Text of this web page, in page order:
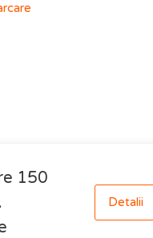
150
Detalii